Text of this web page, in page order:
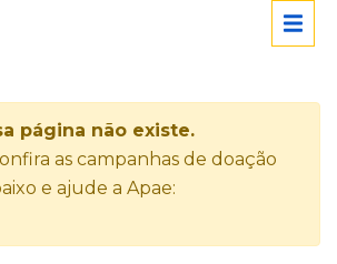
página não existe.
as campanhas de doação
e ajude a Apae: